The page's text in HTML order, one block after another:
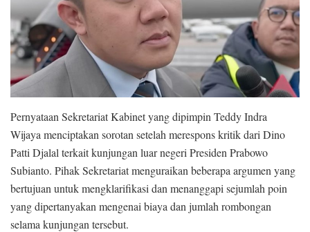
Pernyataan Sekretariat Kabinet yang dipimpin Teddy Indra
Wijaya menciptakan sorotan setelah merespons kritik dari Dino
Patti Djalal terkait kunjungan luar negeri Presiden Prabowo
Subianto. Pihak Sekretariat menguraikan beberapa argumen yang
bertujuan untuk mengklarifikasi dan menanggapi sejumlah poin
yang dipertanyakan mengenai biaya dan jumlah rombongan
selama kunjungan tersebut.